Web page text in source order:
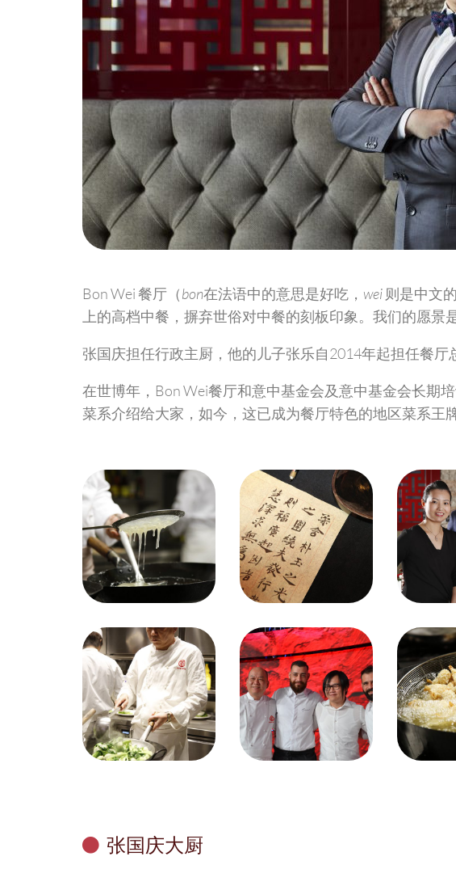
Bon Wei 餐厅（bon在法语中的意思是好吃， wei 则是中文
上的高档中餐，摒弃世俗对中餐的刻板印象。我们的愿
张国庆担任行政主厨，他的儿子张乐自2014年起担任餐厅
在世博年，Bon Wei餐厅和意中基金会及意中基金会长期
菜系介绍给大家，如今，这已成为餐厅特色的地区菜系王牌
张国庆大厨